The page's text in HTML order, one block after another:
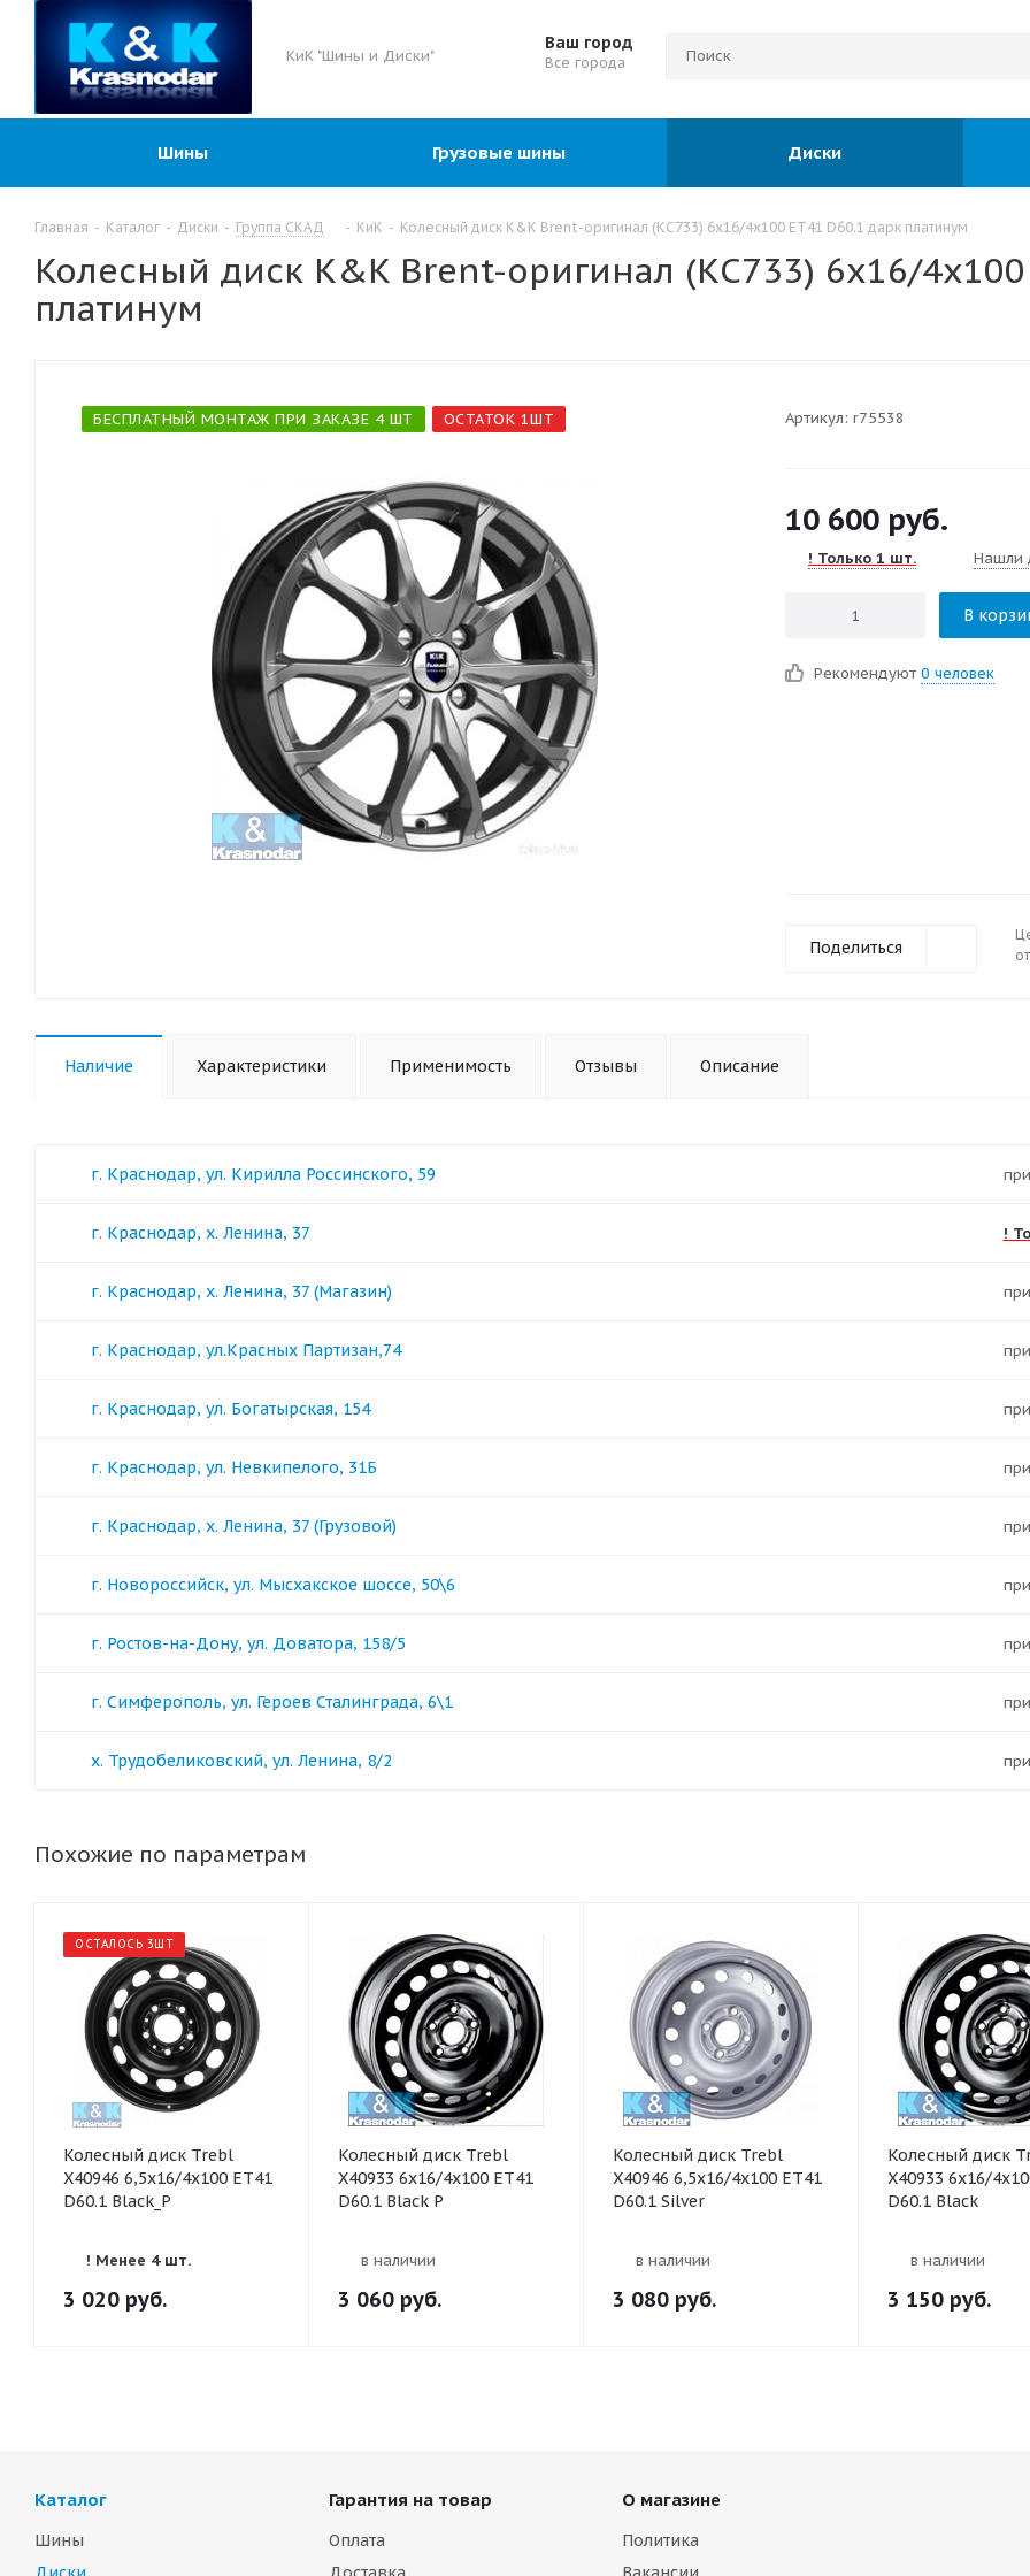
КиК "Шины и Диски"
Ваш город
Все города
Шины Грузовые шины Диски
Главная - Каталог - Диски - Группа СКАД - КиК - Колесный диск K&K Brent-оригинал (КС733) 6x16/4x100 ET41 D60.1 дарк платинум
Колесный диск K&K Brent-оригинал (КС733) 6x16/4x100
платинум
БЕСПЛАТНЫЙ МОНТАЖ ПРИ ЗАКАЗЕ 4 ШТ ОСТАТОК 1ШТ Артикул: r75538
10 600 руб.
! Только 1 шт. Нашли
В
Рекомендуют 0 человек
Поделиться
Наличие Характеристики Применимость Отзывы Описание
г. Краснодар, ул. Кирилла Россинского, 59
!
г. Краснодар, х. Ленина, 37
г. Краснодар, х. Ленина, 37 (Магазин)
г. Краснодар, ул.Красных Партизан,74
г. Краснодар, ул. Богатырская, 154
г. Краснодар, ул. Невкипелого, 31Б
г. Краснодар, х. Ленина, 37 (Грузовой)
г. Новороссийск, ул. Мысхакское шоссе, 50\6
г. Ростов-на-Дону, ул. Доватора, 158/5
г. Симферополь, ул. Героев Сталинграда, 6\1
х. Трудобеликовский, ул. Ленина, 8/2
Похожие по параметрам
ОСТАЛОСЬ 3ШТ
Колесный диск Trebl
X40946 6,5x16/4x100 ET41
D60.1 Black_P
! Менее 4 шт.
3 020 руб.
Колесный диск Trebl
X40933 6x16/4x100 ET41
D60.1 Black P
в наличии
3 060 руб.
Колесный диск Trebl
X40946 6,5x16/4x100 ET41
D60.1 Silver
в наличии
3 080 руб.
Колесный диск
X40933 6x16/
D60.1 Black
в наличии
3 150 руб.
Каталог
Шины
Гарантия на товар
Оплата
О магазине
Политика